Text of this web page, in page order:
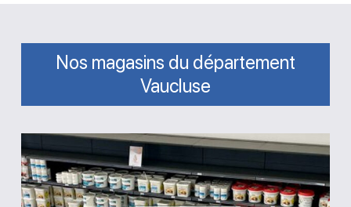
Nos magasins du département
Vaucluse
Magasin
DML
piscines